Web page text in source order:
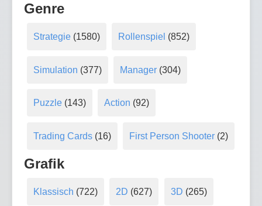
Genre
Strategie(1580) Rollenspiel (852)
Simulation (377) Manager (304)
Puzzle(143) Action (92)
Trading Cards(16) First Person Shooter (2)
Grafik
Klassisch (722) 2D (627) 3D (265)